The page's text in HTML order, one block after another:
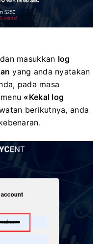
masukkan log
yang anda nyatakan
pada masa
«Kekal log
berikutnya, anda